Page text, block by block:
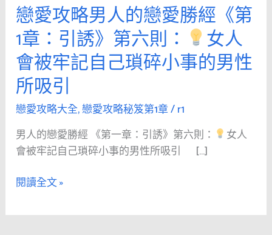
戀愛攻略男人的戀愛勝經《第
1章：引誘》第六則： 女人
會被牢記自己瑣碎小事的男性
所吸引
戀愛攻略大全,戀愛攻略秘笈第1章/r1
男人的戀愛勝經 《第一章：引誘》第六則：
女人
會被牢記自己瑣碎小事的男性所吸引 […]
戀
愛
攻
略
男
人
的
戀
愛
勝
經
《第
閱讀全文 »